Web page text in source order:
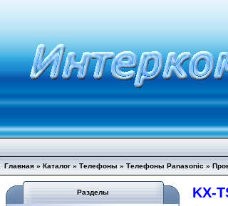
Главная » Каталог » Телефоны » Телефоны Panasonic »
Разделы KX-